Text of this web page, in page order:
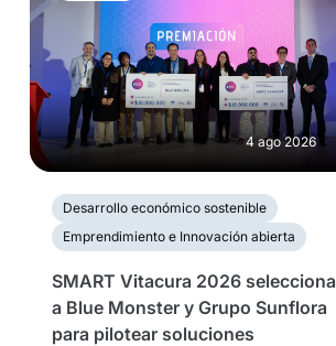
4 ago 2026
Desarrollo económico sostenible
Emprendimiento e Innovación abierta
SMART Vitacura 2026 selecciona
a Blue Monster y Grupo Sunflora
para pilotear soluciones